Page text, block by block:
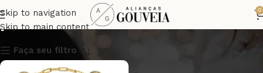
Skip to navigation
Skip to main content
0
pulseira banho 18k
Faça seu filtro